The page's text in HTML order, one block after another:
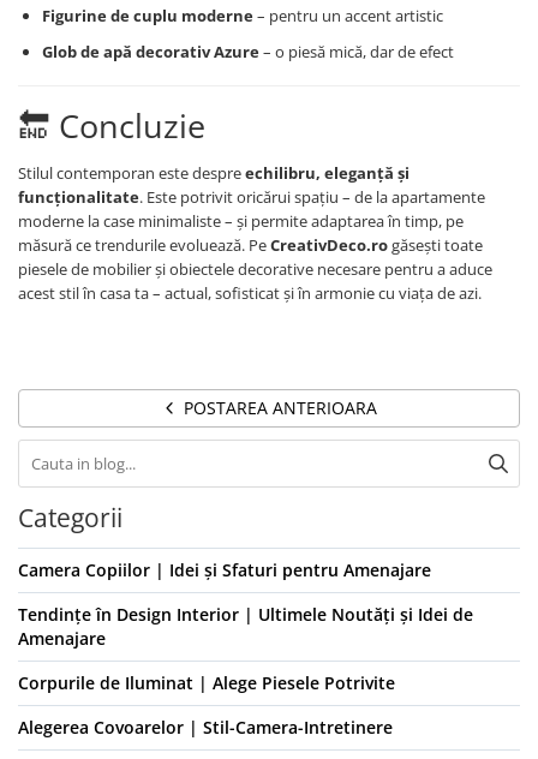
Figurine de cuplu moderne– pentru un accent artistic
Glob de apă decorativ Azure– o piesă mică, dar de efect
🔚 Concluzie
Stilul contemporan este despreechilibru, eleganță și
funcționalitate. Este potrivit oricărui spațiu – de la apartamente
moderne la case minimaliste – și permite adaptarea în timp, pe
măsură ce trendurile evoluează. PeCreativDeco.rogăsești toate
piesele de mobilier și obiectele decorative necesare pentru a aduce
acest stil în casa ta – actual, sofisticat și în armonie cu viața de azi.
POSTAREA ANTERIOARA
Categorii
Camera Copiilor | Idei și Sfaturi pentru Amenajare
Tendințe în Design Interior | Ultimele Noutăți și Idei de
Amenajare
Corpurile de Iluminat | Alege Piesele Potrivite
Alegerea Covoarelor | Stil-Camera-Intretinere